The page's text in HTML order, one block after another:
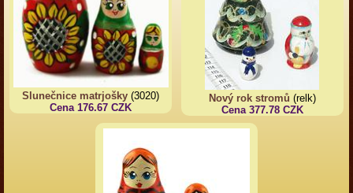
Slunečnice matrjošky (3020)
Cena 176.67 CZK
Nový rok stromů (relk)
Cena 377.78 CZK